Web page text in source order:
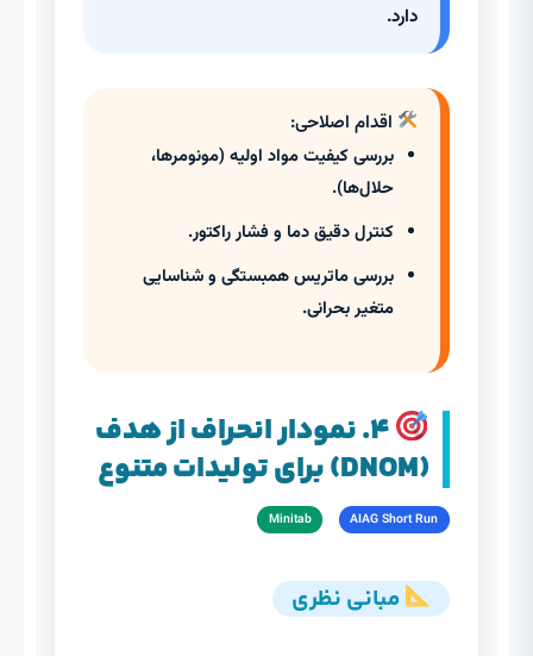
دارد.
اقدام اصلاحی:
بررسی کیفیت مواد اولیه (مونومرها،
حلال‌ها).
کنترل دقیق دما و فشار راکتور.
بررسی ماتریس همبستگی و شناسایی
متغیر بحرانی.
۴. نمودار انحراف از هدف
(DNOM) برای تولیدات متنوع
AIAG Short Run
Minitab
مبانی نظری